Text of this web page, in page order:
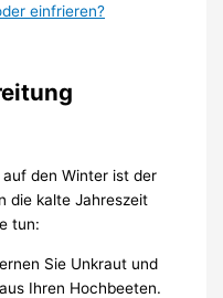
einfrieren?
den Winter ist der
die kalte Jahreszeit
tun:
Sie Unkraut und
Ihren Hochbeeten.